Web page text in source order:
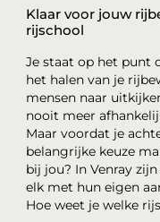
Klaar voor jouw
rijschool
Je staat op het punt
het halen van je
mensen naar
nooit meer
Maar voordat je
belangrijke keuze
bij jou? In Venray
elk met hun eigen
Hoe weet je welke